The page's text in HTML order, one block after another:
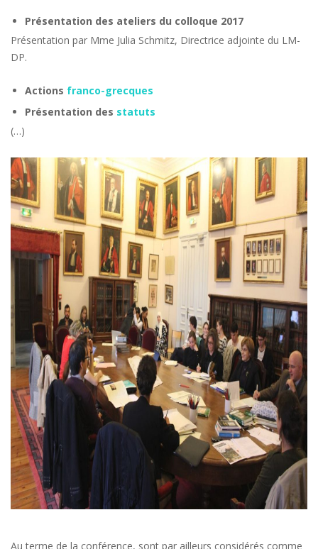
Présentation des ateliers du colloque 2017
Présentation par Mme Julia Schmitz, Directrice adjointe du LM-
DP.
Actions franco-grecques
Présentation des statuts
(…)
Au terme de la conférence, sont par ailleurs considérés comme